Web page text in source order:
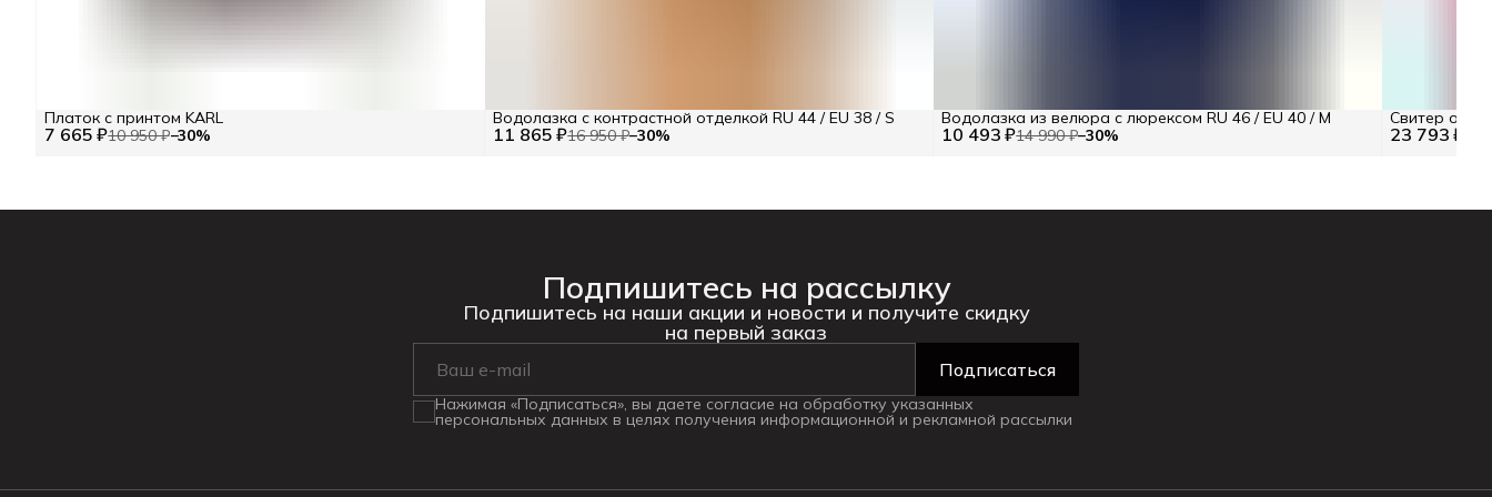
7 665 ₽10 950 ₽−30%
Платок с принтом KARL
11 865 ₽16 950 ₽−30%
Водолазка с контрастной отделкой RU 44 / EU 38 / S
10 493 ₽14 990 ₽−30%
Водолазка из велюра с люрексом RU 46 / EU 40 / M
23 793 ₽
Свитер
Подпишитесь на рассылку
Подпишитесь на наши акции и новости и получите скидку
на первый заказ
Подписаться
Нажимая «Подписаться», вы даете согласие на обработку указанных
персональных данных в целях получения информационной и рекламной рассылки